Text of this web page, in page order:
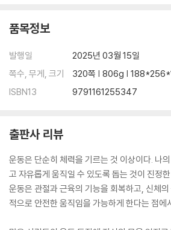
29 하프 프로그 스트레칭 | 104
30 와이드 스쿼트 | 106
신체의 주요 관절인 고관절, 어깨, 척추, 발목 |
달리기 기술보다 중요한 것, 고관절 기능부터 익
01 스탠딩 고관절 굽힘 | 120
02 하이 플랭크 고관절 굽힘 | 122
03 네발자세 덩키 킥 | 124
04 한 다리 브릿지 | 126
05 힙 힌지 | 128
월드 클래스의 하체 기능은 이렇게 만들어진
품목정보
발행일
2025년 03월 15일
쪽수, 무게, 크기
320쪽 | 806g |
ISBN13
9791161255347
출판사 리뷰
운동은 단순히 체력을 기르는 것 이상이다. 나
고 자유롭게 움직일 수 있도록 돕는 것이 진정
운동은 관절과 근육의 기능을 회복하고, 신체
적으로 안전한 움직임을 가능하게 한다는 점에